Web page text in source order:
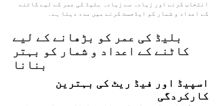
انتخاب کرنے اور زیادہ سے زیادہ بلیڈ کی عمر کے لیے کاٹنے
کے اعداد و شمار کو ایڈجسٹ کرنے میں مدد دیتا ہے۔
بلیڈ کی عمر کو بڑھانے کے لیے
کاٹنے کے اعداد و شمار کو بہتر
بنانا
اسپیڈ اور فیڈ ریٹ کی بہترین
کارکردگی